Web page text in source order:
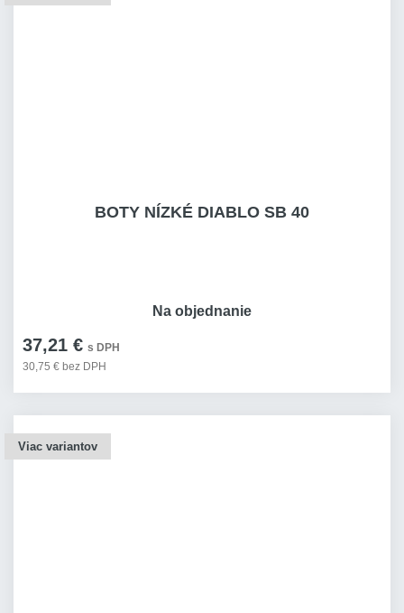
BOTY NÍZKÉ DIABLO SB 40
37,21 € s DPH
30,75 € bez DPH
Na objednanie
Viac variantov